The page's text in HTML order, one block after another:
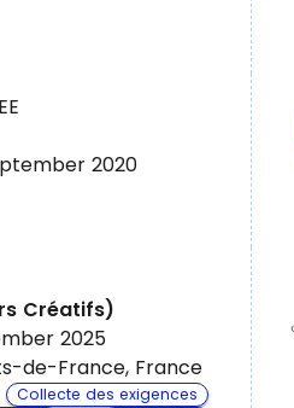
2020
Créatifs)
2025
de-France, France
Collecte des exigences